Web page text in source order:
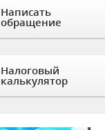
Написать
обращение
Налоговый
калькулятор